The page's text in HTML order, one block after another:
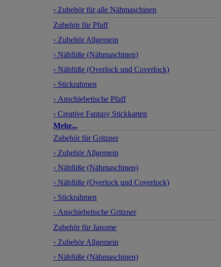
› Zubehör für alle Nähmaschinen
Zubehör für Pfaff
› Zubehör Allgemein
› Nähfüße (Nähmaschinen)
› Nähfüße (Overlock und Coverlock)
› Stickrahmen
› Anschiebetische Pfaff
› Creative Fantasy Stickkarten
Mehr...
Zubehör für Gritzner
› Zubehör Allgemein
› Nähfüße (Nähmaschinen)
› Nähfüße (Overlock und Coverlock)
› Stickrahmen
› Anschiebetische Gritzner
Zubehör für Janome
› Zubehör Allgemein
› Nähfüße (Nähmaschinen)